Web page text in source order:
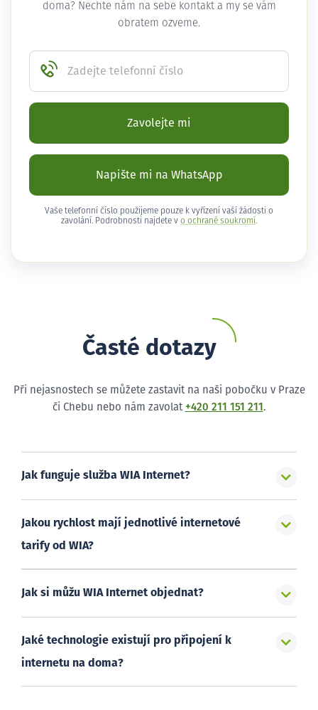
doma? Nechte nám na sebe kontakt a my se vám
obratem ozveme.
Zadejte telefonní číslo
Zavolejte mi
Napište mi na WhatsApp
Vaše telefonní číslo použijeme pouze k vyřízení vaší žádosti o
zavolání. Podrobnosti najdete v o ochraně soukromí .
Časté dotazy
Při nejasnostech se můžete zastavit na naši pobočku v Praze
či Chebu nebo nám zavolat +420 211 151 211 .
Jak funguje služba WIA Internet?
Jakou rychlost mají jednotlivé internetové
tarify od WIA?
Jak si můžu WIA Internet objednat?
Jaké technologie existují pro připojení k
internetu na doma?